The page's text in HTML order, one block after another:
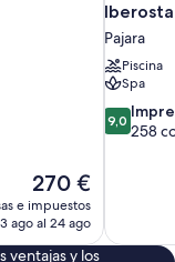
El
precio
actual
270 €
e impuestos
ago al 24 ago
Pajara
Piscina
Spa
9.0
sobre
9,0
258
ventajas y los